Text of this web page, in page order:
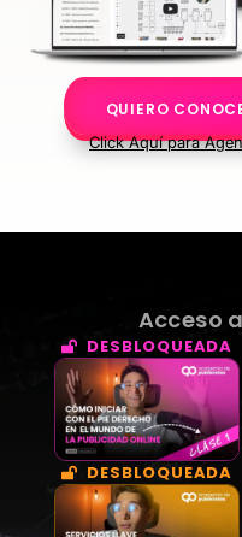
QUIERO
Click Aquí para
Acceso
DESBLOQUEADA
DESBLOQUEADA